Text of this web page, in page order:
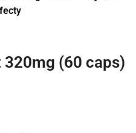
320mg (60 caps)